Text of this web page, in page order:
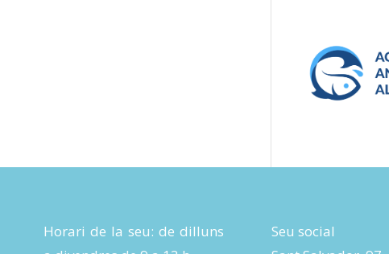
Horari de la seu: de dilluns
Seu social